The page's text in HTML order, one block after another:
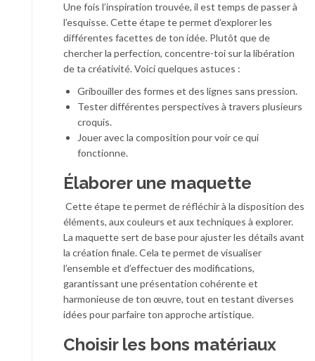
Une fois l’inspiration trouvée, il est temps de passer à
l’esquisse. Cette étape te permet d’explorer les
différentes facettes de ton idée. Plutôt que de
chercher la perfection, concentre-toi sur la libération
de ta créativité. Voici quelques astuces :
Gribouiller des formes et des lignes sans pression.
Tester différentes perspectives à travers plusieurs
croquis.
Jouer avec la composition pour voir ce qui
fonctionne.
Élaborer une maquette
Cette étape te permet de réfléchir à la disposition des
éléments, aux couleurs et aux techniques à explorer.
La maquette sert de base pour ajuster les détails avant
la création finale. Cela te permet de visualiser
l’ensemble et d’effectuer des modifications,
garantissant une présentation cohérente et
harmonieuse de ton œuvre, tout en testant diverses
idées pour parfaire ton approche artistique.
Choisir les bons matériaux